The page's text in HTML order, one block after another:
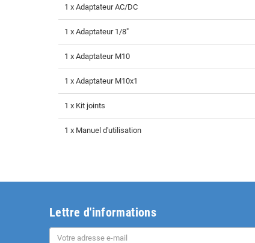
1 x Adaptateur AC/DC
1 x Adaptateur 1/8"
1 x Adaptateur M10
1 x Adaptateur M10x1
1 x Kit joints
1 x Manuel d'utilisation
Lettre d'informations